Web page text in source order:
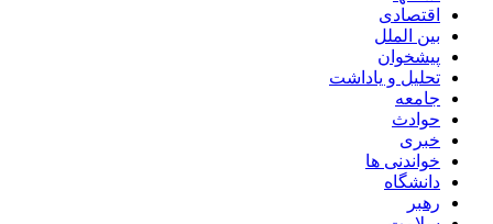
اقتصادی
بین الملل
پیشخوان
تحلیل و یاداشت
جامعه
حوادث
خبری
خواندنی ها
دانشگاه
رهبر